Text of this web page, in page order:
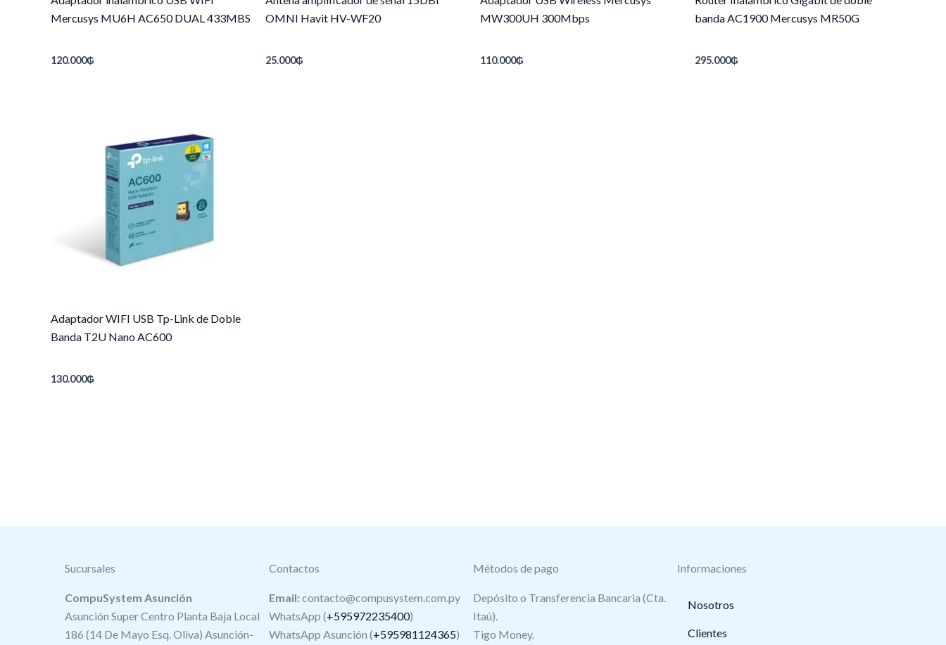
Mercusys MU6H AC650 DUAL 433MBS
120.000₲
OMNI Havit HV-WF20
25.000₲
MW300UH 300Mbps
110.000₲
banda AC1900 Mercusys MR50G
295.000₲
Adaptador WIFI USB Tp-Link de Doble
Banda T2U Nano AC600
130.000₲
Sucursales Contactos Métodos de pago Informaciones
CompuSystem Asunción
Asunción Super Centro Planta Baja Local
186 (14 De Mayo Esq. Oliva) Asunción-
Email: contacto@compusystem.com.py
WhatsApp (+595972235400)
WhatsApp Asunción (+595981124365)
Depósito o Transferencia Bancaria (Cta.
Itaú).
Tigo Money.
Nosotros
Clientes